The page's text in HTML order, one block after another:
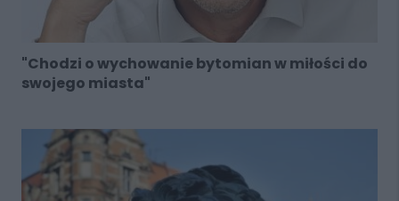
"Chodzi o wychowanie bytomian w miłości do
swojego miasta"